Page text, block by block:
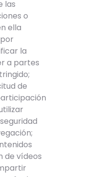
las
o
ella
la
a partes
de
de vídeos